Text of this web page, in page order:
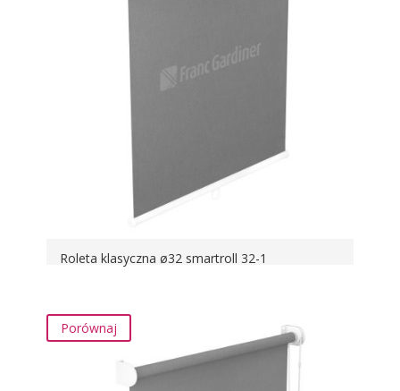
Roleta klasyczna ø32 smartroll 32-1
Porównaj